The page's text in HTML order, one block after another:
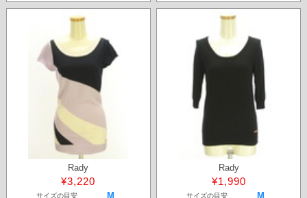
Rady
¥3,220
サイズの目安 M
Rady
¥1,990
サイズの目安 M